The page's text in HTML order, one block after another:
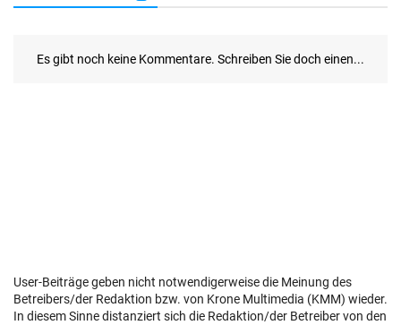
User-Beiträge geben nicht notwendigerweise die Meinung des
Betreibers/der Redaktion bzw. von Krone Multimedia (KMM) wieder.
In diesem Sinne distanziert sich die Redaktion/der Betreiber von den